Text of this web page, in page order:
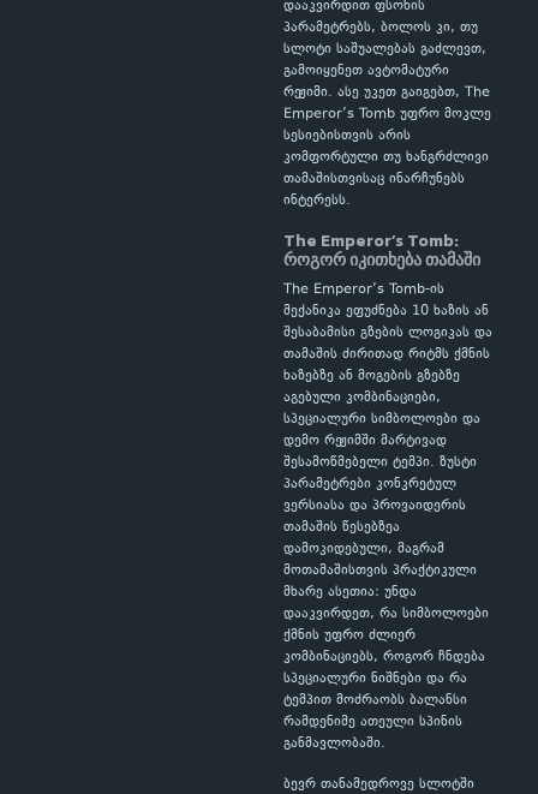
დააკვირდით ფსონის
პარამეტრებს, ბოლოს კი, თუ
სლოტი საშუალებას გაძლევთ,
გამოიყენეთ ავტომატური
რეჟიმი. ასე უკეთ გაიგებთ, The
Emperor’s Tomb უფრო მოკლე
სესიებისთვის არის
კომფორტული თუ ხანგრძლივი
თამაშისთვისაც ინარჩუნებს
ინტერესს.
The Emperor’s Tomb:
როგორ იკითხება თამაში
The Emperor’s Tomb-ის
მექანიკა ეფუძნება 10 ხაზის ან
შესაბამისი გზების ლოგიკას და
თამაშის ძირითად რიტმს ქმნის
ხაზებზე ან მოგების გზებზე
აგებული კომბინაციები,
სპეციალური სიმბოლოები და
დემო რეჟიმში მარტივად
შესამოწმებელი ტემპი. ზუსტი
პარამეტრები კონკრეტულ
ვერსიასა და პროვაიდერის
თამაშის წესებზეა
დამოკიდებული, მაგრამ
მოთამაშისთვის პრაქტიკული
მხარე ასეთია: უნდა
დააკვირდეთ, რა სიმბოლოები
ქმნის უფრო ძლიერ
კომბინაციებს, როგორ ჩნდება
სპეციალური ნიშნები და რა
ტემპით მოძრაობს ბალანსი
რამდენიმე ათეული სპინის
განმავლობაში.
ბევრ თანამედროვე სლოტში